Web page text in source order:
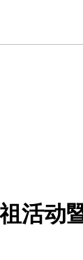
活动